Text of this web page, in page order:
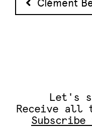
Clément
Let's
Receive all